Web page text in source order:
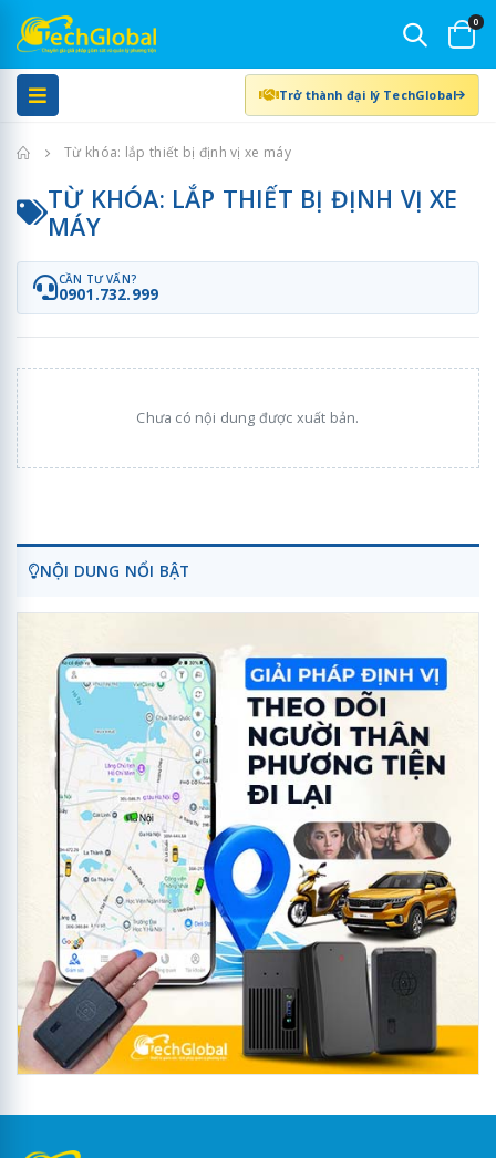
0
Trở thành đại lý TechGlobal
Trang chủTừ khóa: lắp thiết bị định vị xe máy
TỪ KHÓA: LẮP THIẾT BỊ ĐỊNH VỊ XE
MÁY
CẦN TƯ VẤN?
0901.732.999
Chưa có nội dung được xuất bản.
NỘI DUNG NỔI BẬT